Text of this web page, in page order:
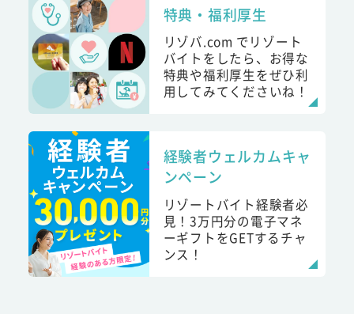
特典・福利厚生
リゾバ.com でリゾート
バイトをしたら、お得な
特典や福利厚生をぜひ利
用してみてくださいね！
経験者ウェルカムキャ
ンペーン
リゾートバイト経験者必
見！3万円分の電子マネ
ーギフトをGETするチャ
ンス！